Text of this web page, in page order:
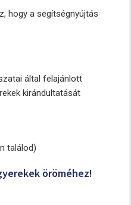
hogy a segítségnyújtás
által felajánlott
kirándultatását
találod)
öröméhez!